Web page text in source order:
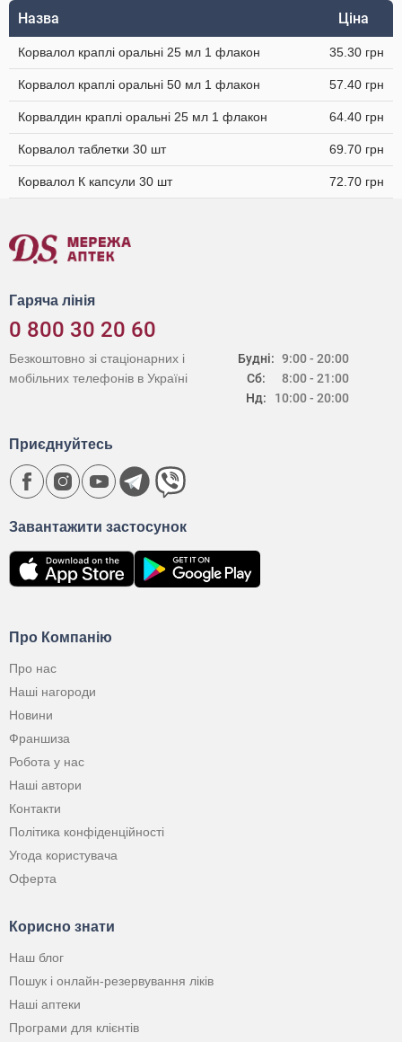
Назва Ціна
Корвалол краплі оральні 25 мл 1 флакон 35.30 грн
Корвалол краплі оральні 50 мл 1 флакон 57.40 грн
Корвалдин краплі оральні 25 мл 1 флакон 64.40 грн
Корвалол таблетки 30 шт 69.70 грн
Корвалол К капсули 30 шт 72.70 грн
Гаряча лінія
0 800 30 20 60
Будні:
Сб:
Нд:
9:00 - 20:00
8:00 - 21:00
10:00 - 20:00
Безкоштовно зі стаціонарних і
мобільних телефонів в Україні
Про Компанію
Про нас
Наші нагороди
Новини
Франшиза
Робота у нас
Наші автори
Контакти
Політика конфіденційності
Угода користувача
Оферта
Корисно знати
Наш блог
Пошук і онлайн-резервування ліків
Наші аптеки
Програми для клієнтів
Завантажити застосунок
Приєднуйтесь